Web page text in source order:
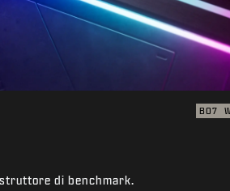
BO7
di benchmark.